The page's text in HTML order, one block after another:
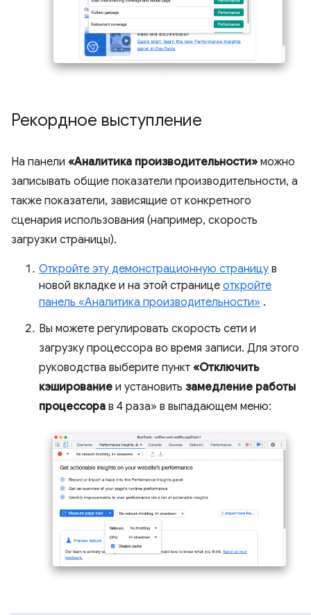
Рекордное выступление
На панели «Аналитика производительности» можно
записывать общие показатели производительности, а
также показатели, зависящие от конкретного
сценария использования (например, скорость
загрузки страницы).
Откройте эту демонстрационную страницу в
новой вкладке и на этой странице откройте
панель «Аналитика производительности» .
Вы можете регулировать скорость сети и
загрузку процессора во время записи. Для этого
руководства выберите пункт «Отключить
кэширование и установить замедление работы
процессора в 4 раза» в выпадающем меню: